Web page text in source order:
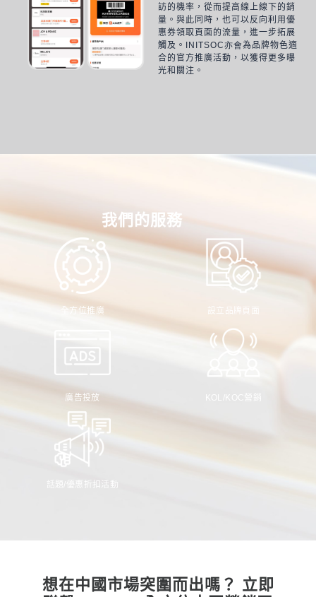
訪的機率， 從而提高線上線下的銷
量。與此同時，也可以反向利用優
惠券領取頁面的流量，進一步拓展
觸及。 INITSOC亦會為品牌物色適
合的官方推廣活動，以獲得更多曝
光和關注。
我們的服務
全方位推廣 設立品牌頁面
廣告投放 KOL/KOC營銷
話題/優惠折扣活動
想在中國市場突圍而出嗎？ 立即